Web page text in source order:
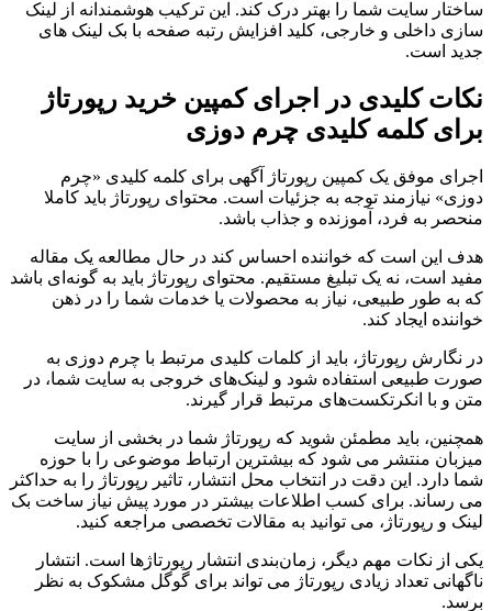
ساختار سایت شما را بهتر درک کند. این ترکیب هوشمندانه از لینک
سازی داخلی و خارجی، کلید افزایش رتبه صفحه با بک لینک های
جدید است.
نکات کلیدی در اجرای کمپین خرید رپورتاژ
برای کلمه کلیدی چرم دوزی
اجرای موفق یک کمپین رپورتاژ آگهی برای کلمه کلیدی «چرم
دوزی» نیازمند توجه به جزئیات است. محتوای رپورتاژ باید کاملا
منحصر به فرد، آموزنده و جذاب باشد.
هدف این است که خواننده احساس کند در حال مطالعه یک مقاله
مفید است، نه یک تبلیغ مستقیم. محتوای رپورتاژ باید به گونه‌ای باشد
که به طور طبیعی، نیاز به محصولات یا خدمات شما را در ذهن
خواننده ایجاد کند.
در نگارش رپورتاژ، باید از کلمات کلیدی مرتبط با چرم دوزی به
صورت طبیعی استفاده شود و لینک‌های خروجی به سایت شما، در
متن و با انکرتکست‌های مرتبط قرار گیرند.
همچنین، باید مطمئن شوید که رپورتاژ شما در بخشی از سایت
میزبان منتشر می شود که بیشترین ارتباط موضوعی را با حوزه
شما دارد. این دقت در انتخاب محل انتشار، تاثیر رپورتاژ را به حداکثر
می رساند. برای کسب اطلاعات بیشتر در مورد پیش نیاز ساخت بک
لینک و رپورتاژ، می توانید به مقالات تخصصی مراجعه کنید.
یکی از نکات مهم دیگر، زمان‌بندی انتشار رپورتاژها است. انتشار
ناگهانی تعداد زیادی رپورتاژ می تواند برای گوگل مشکوک به نظر
برسد.